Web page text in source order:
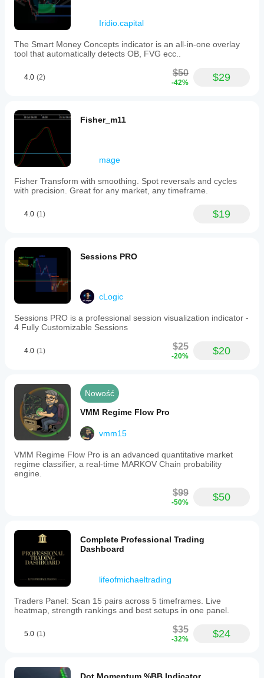
Iridio.capital
The Smart Money Concepts indicator is an all-in-one overlay
tool that automatically detects OB, FVG ecc..
4.0 (2) $50
-42% $29
Fisher_m11
mage
Fisher Transform with smoothing. Spot reversals and cycles
with precision. Great for any market, any timeframe.
4.0 (1) $19
Sessions PRO
cLogic
Sessions PRO is a professional session visualization indicator -
4 Fully Customizable Sessions
4.0 (1) $25
-20% $20
Nowość
VMM Regime Flow Pro
vmm15
VMM Regime Flow Pro is an advanced quantitative market
regime classifier, a real-time MARKOV Chain probability
engine.
$99
-50% $50
Complete Professional Trading
Dashboard
lifeofmichaeltrading
Traders Panel: Scan 15 pairs across 5 timeframes. Live
heatmap, strength rankings and best setups in one panel.
5.0 (1) $35
-32% $24